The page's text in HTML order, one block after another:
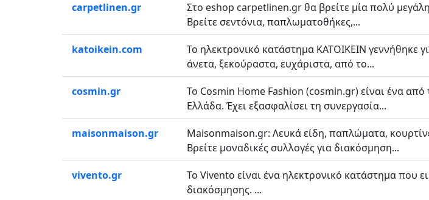
carpetlinen.gr
Στο eshop carpetlinen.gr θα βρείτε μία πολύ
Βρείτε σεντόνια, παπλωματοθήκες,...
katoikein.com
Το ηλεκτρονικό κατάστημα ΚΑΤΟΙΚΕΙΝ γεννήθηκε
άνετα, ξεκούραστα, ευχάριστα, από το...
cosmin.gr
Το Cosmin Home Fashion (cosmin.gr) είναι ένα
Ελλάδα. Έχει εξασφαλίσει τη συνεργασία...
maisonmaison.gr
Maisonmaison.gr: Λευκά είδη, παπλώματα,
Βρείτε μοναδικές συλλογές για διακόσμηση...
vivento.gr
Το Vivento είναι ένα ηλεκτρονικό κατάστημα που
διακόσμησης. ...